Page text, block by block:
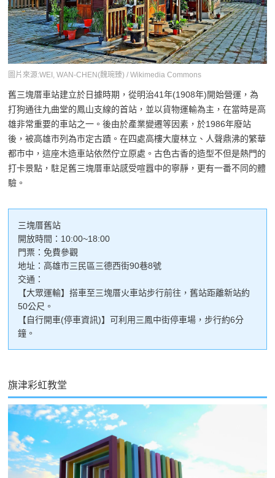
圖片來源:WEI, WAN-CHEN(魏琬臻) / Wikimedia Commons
舊三塊厝車站建立於日據時期，從明治41年(1908年)開始營運，為
打狗通往九曲堂的鳳山支線的首站，並以貨物運輸為主，在當時是高
雄非常重要的車站之一。後由於產業變遷等因素，於1986年廢站
後，被高雄市列為市定古蹟。在四處高樓大廈林立、人聲鼎沸的繁華
都市中，這座木造車站依然佇立原處。古色古香的造型不但是熱門的
打卡景點，駐足舊三塊厝車站感受喧囂中的寧靜，更有一番不同的體
驗。
三塊厝舊站
開放時間：10:00~18:00
門票：免費參觀
地址：高雄市三民區三德西街90巷8號
交通：
【大眾運輸】搭車至三塊厝火車站步行前往，舊站距離新站約
50公尺。
【自行開車(停車資訊)】可利用三鳳中街停車場，步行約6分
鐘。
旗津彩虹教堂